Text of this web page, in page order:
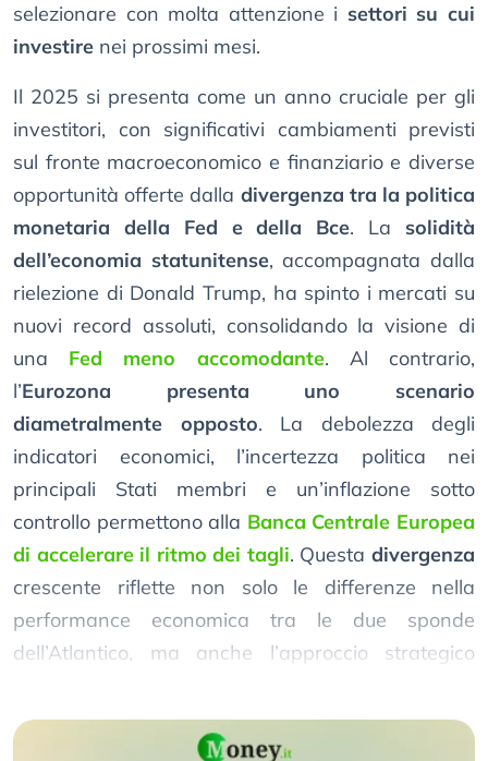
selezionare con molta attenzione i settori su cui
investire nei prossimi mesi.
Il 2025 si presenta come un anno cruciale per gli
investitori, con significativi cambiamenti previsti
sul fronte macroeconomico e finanziario e diverse
opportunità offerte dalla divergenza tra la politica
monetaria della Fed e della Bce. La solidità
dell’economia statunitense, accompagnata dalla
rielezione di Donald Trump, ha spinto i mercati su
nuovi record assoluti, consolidando la visione di
una Fed meno accomodante. Al contrario,
l’Eurozona presenta uno scenario
diametralmente opposto. La debolezza degli
indicatori economici, l’incertezza politica nei
principali Stati membri e un’inflazione sotto
controllo permettono alla Banca Centrale Europea
di accelerare il ritmo dei tagli. Questadivergenza
crescente riflette non solo le differenze nella
performance economica tra le due sponde
dell’Atlantico, ma anche l’approccio strategico